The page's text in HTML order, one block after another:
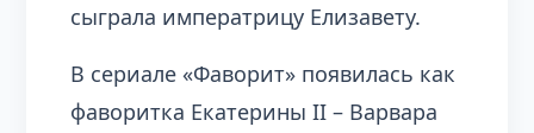
сыграла императрицу Елизавету.
В сериале «Фаворит» появилась как
фаворитка Екатерины II – Варвара